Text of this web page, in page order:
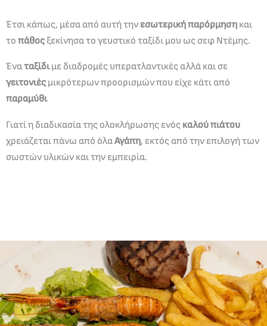
Έτσι κάπως, μέσα από αυτή την εσωτερική παρόρμηση και
το πάθος ξεκίνησα το γευστικό ταξίδι μου ως σεφ Ντέμης.
Έναταξίδιμε διαδρομές υπερατλαντικές αλλά και σε
γειτονιές μικρότερων προορισμών που είχε κάτι από
παραμύθι
Γιατί η διαδικασία της ολοκλήρωσης ενός καλού πιάτου
χρειάζεται πάνω από όλαΑγάπη, εκτός από την επιλογή των
σωστών υλικών και την εμπειρία.